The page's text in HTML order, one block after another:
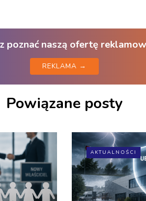
poznać naszą ofertę
REKLAMA →
Powiązane posty
AKTUALNOŚCI